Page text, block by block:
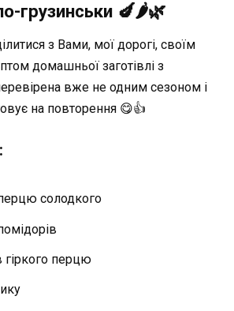
грузинськи 🍆🌶🌿
з Вами, мої дорогі, своїм
домашньої заготівлі з
вже не одним сезоном і
на повторення 😋👍
солодкого
гіркого перцю